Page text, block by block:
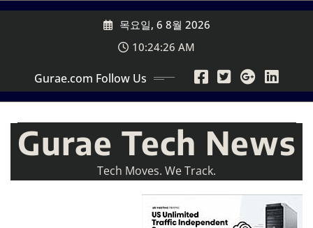
Skip
목요일, 6 8월 2026
10:24:27 AM
Gurae.com Follow Us
Gurae Tech News
Tech Moves. We Track.